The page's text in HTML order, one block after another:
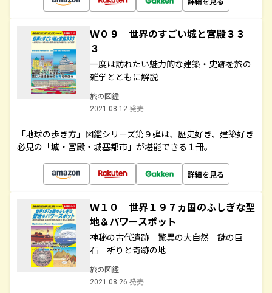
Ｗ０９ 世界のすごい城と宮殿３３
３
一度は訪れたい魅力的な建築・史跡を旅の
雑学とともに解説
旅の図鑑
2021.08.12 発売
「地球の歩き方」図鑑シリーズ第９弾は、歴史好き、建築好き
必見の「城・宮殿・城塞都市」が堪能できる１冊。
詳細を見る
Ｗ１０ 世界１９７ヵ国のふしぎな聖
地＆パワースポット
神秘の古代遺跡 驚異の大自然 謎の巨
石 祈りと奇跡の地
旅の図鑑
2021.08.26 発売